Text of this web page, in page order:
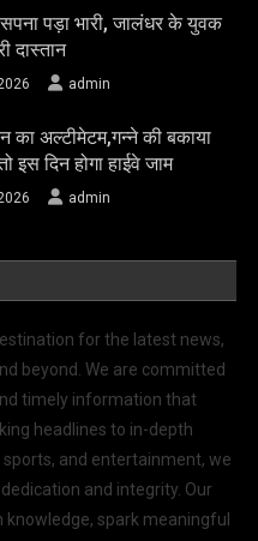
पड़ा भारी, जालंधर के युवक
दास्तान
admin
का अल्टीमेटम,गन्ने की बकाया
इस दिन होगा हाईवे जाम
admin
for the latest news,
beyond. We are committed
timely information that
headlines to in-depth
and entertainment, we
and integrity. Our
spark meaningful